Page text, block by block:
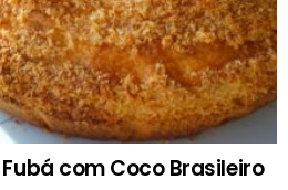
com Coco Brasileiro